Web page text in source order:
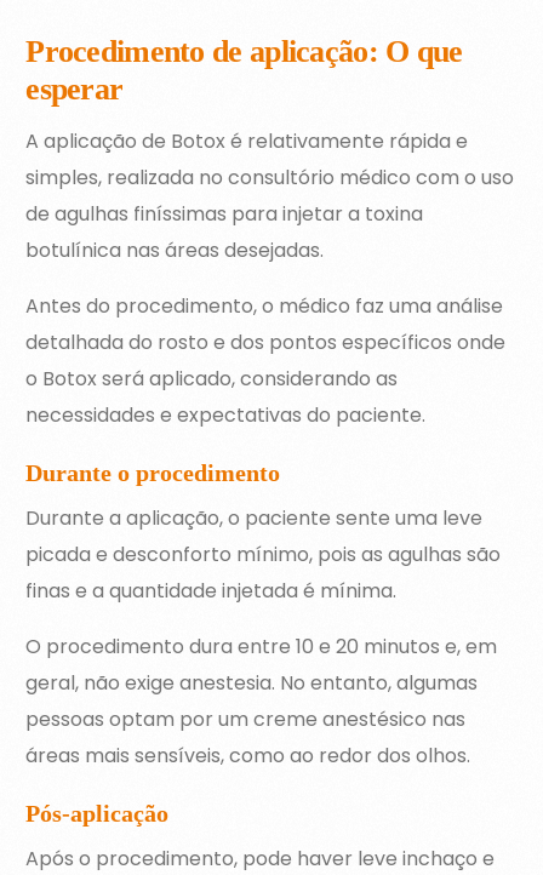
Procedimento de aplicação: O que
esperar
A aplicação de Botox é relativamente rápida e
simples, realizada no consultório médico com o uso
de agulhas finíssimas para injetar a toxina
botulínica nas áreas desejadas.
Antes do procedimento, o médico faz uma análise
detalhada do rosto e dos pontos específicos onde
o Botox será aplicado, considerando as
necessidades e expectativas do paciente.
Durante o procedimento
Durante a aplicação, o paciente sente uma leve
picada e desconforto mínimo, pois as agulhas são
finas e a quantidade injetada é mínima.
O procedimento dura entre 10 e 20 minutos e, em
geral, não exige anestesia. No entanto, algumas
pessoas optam por um creme anestésico nas
áreas mais sensíveis, como ao redor dos olhos.
Pós-aplicação
Após o procedimento, pode haver leve inchaço e